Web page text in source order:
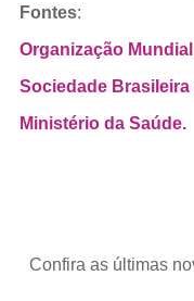
Fontes:
Organização
Sociedade
Ministério da Saúde.
Confira as últimas